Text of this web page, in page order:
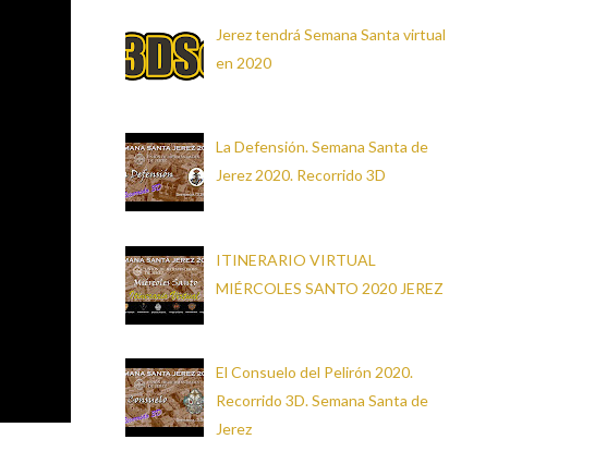
Jerez tendrá Semana Santa virtual
en 2020
La Defensión. Semana Santa de
Jerez 2020. Recorrido 3D
ITINERARIO VIRTUAL
MIÉRCOLES SANTO 2020 JEREZ
El Consuelo del Pelirón 2020.
Recorrido 3D. Semana Santa de
Jerez